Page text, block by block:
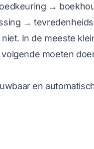
→
→
In de meeste
moeten
en